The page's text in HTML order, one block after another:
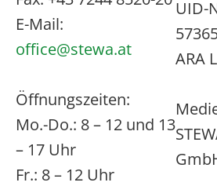
E-Mail:
office@stewa.at
Öffnungszeiten:
Mo.-Do.: 8 – 12 und 13
– 17 Uhr
Fr.: 8 – 12 Uhr
UID-
ARA